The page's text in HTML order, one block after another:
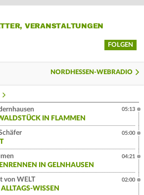
VERANSTALTUNGEN
FOLGEN
NORDHESSEN-WEBRADIO
IN FLAMMEN
05:13
05:00
IN GELNHAUSEN
04:21
von WELT
WISSEN
02:00